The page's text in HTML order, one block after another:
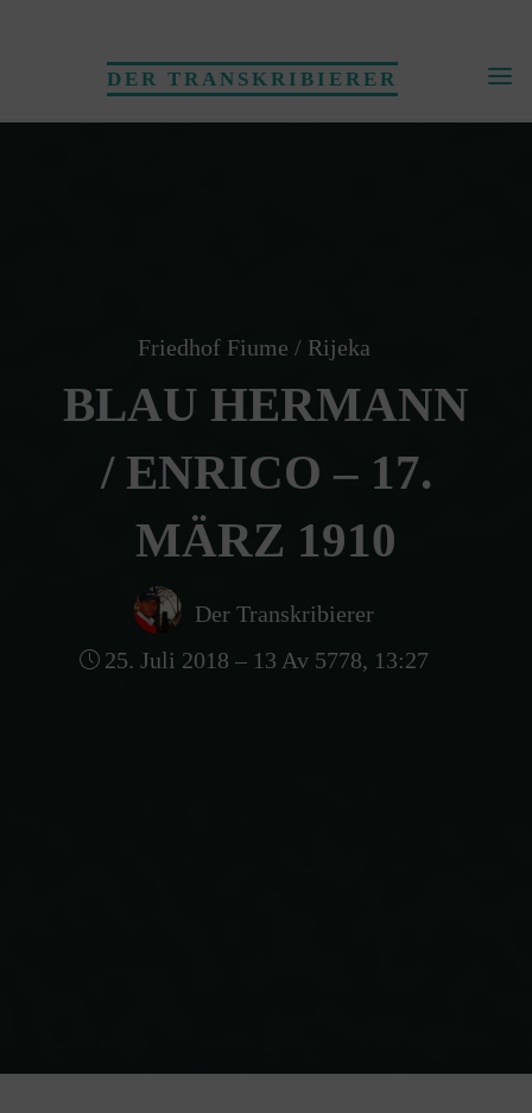
DER TRANSKRIBIERER
Friedhof Fiume / Rijeka
BLAU HERMANN
/ ENRICO – 17.
MÄRZ 1910
Der Transkribierer
25. Juli 2018 – 13 Av 5778, 13:27